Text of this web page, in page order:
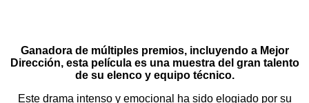
Ganadora de múltiples premios, incluyendo a Mejor
Dirección, esta película es una muestra del gran talento
de su elenco y equipo técnico.
Este drama intenso y emocional ha sido elogiado por su